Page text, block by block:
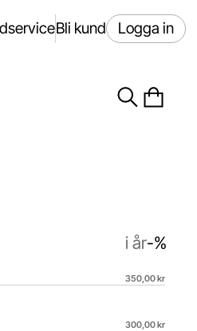
Bli kund Logga in
i år-%
300,00 kr
350,00 kr